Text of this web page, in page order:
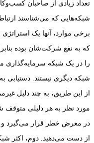
تعداد زیادی از صاحبان
شبکه‌هایی که می‌شناسند
برخی موارد، آنها یک
که به نفع شرکت‌شان بوده
را در یک شبکه سرمایه‌گذاری
شبکه دیگری نیستند. دستیابی
از این طریق، به چند دلیل
مورد نظر به هر دلیلی متوقف
در معرض خطر قرار می‌گیرد و
از دست می‌دهید. دوم، اکثر